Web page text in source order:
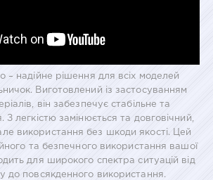
– надійне рішення для всіх моделей
Виготовлений із застосуванням
він забезпечує стабільне та
З легкістю замінюється та довговічний,
використання без шкоди якості. Цей
та безпечного використання вашої
для широкого спектра ситуацій від
до повсякденного використання.